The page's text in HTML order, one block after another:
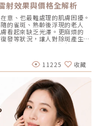
是突破傳統玻尿酸觀念的療
質的「逆時針保養」新選擇。
根本改善膚質，Profhilo 絕
專業醫師，評估自身膚況與適
。選擇合法診所、專業醫師與
醒★小編要提醒大家，醫療並
。因此，作為消費者應該謹慎
桿菌增生。核心強項：能夠一
腫型痘痘，或是對其他治療
，具有極高的治癒率與長效
見包含嘴唇乾裂、皮膚乾燥脫
畸胎性），療程期間需配合醫
服用數個月至一年以上以達到
戰痘雷射最主要的差異，在於
單來說，藍雷射主打「控油加
痘與毛孔粗大問題；而
而生，能精準且深度地破壞
滿臉油光，以及長年反覆發作
射？如果符合以下任一情
服藥物恐懼或不適應者：曾
血發現肝指數異常而被迫停藥
烈的致畸胎性，停藥後仍需
治療，對全身系統無影響（但
師評估）。 滿臉油光、毛孔
受「中東油田」困擾，希望從
啃食皮脂、進出毛囊，蟲體的
大。如何從日常居家保養穩住
孔完全「縮回」，但正確的居
改善整體膚質的平滑度。1. 溫
顏產品，一天清潔 1～2 次即
減少對皮膚屏障的刺激。2. 適
旺或粉刺型毛孔，可在醫師或
：脂溶性，能深入毛孔幫助
，如甘醇酸、乳酸）：主要
：屬於果酸的一種但兼具親
A醇（Retinol）：A醇是目前研
並間接支持膠原蛋白生成，對
具有刺激性，建議採取低濃
護：紫外線是造成膠原蛋白流
速毛孔鬆弛，因此無論晴雨都
。醫美療程如何精準對抗毛孔
相比起日常保養，專業的醫美
射效果與價格全解析
意、也最難處理的肌膚困擾。
的雀斑、熟齡後浮現的老人
看起來缺乏光澤。更麻煩的
發等狀況，讓人對除斑產生陰
雅各雷射系統」，衛部醫器輸
速受到關注，被視為色素治
思維，將以往以熱能為主的
震碎式處理」，再結合 AI 影
更貼近現代人追求的舒適與高
而猶豫的族群而言，Reepot
你理解Reepot 到底怎麼運
誰適合做、誰不適合？效果、
選擇前，有完整且中立的參
選擇療程前最重要的一步許多
際上臉上的每一顆斑，都可能
也不相同，因此在治療上自然
11225 收藏